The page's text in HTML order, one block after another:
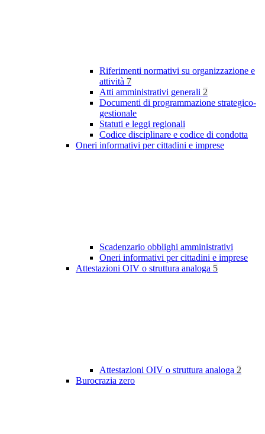
Riferimenti normativi su organizzazione e
attività 7
Atti amministrativi generali 2
Documenti di programmazione strategico-
gestionale
Statuti e leggi regionali
Codice disciplinare e codice di condotta
Oneri informativi per cittadini e imprese
Scadenzario obblighi amministrativi
Oneri informativi per cittadini e imprese
Attestazioni OIV o struttura analoga 5
Attestazioni OIV o struttura analoga 2
Burocrazia zero